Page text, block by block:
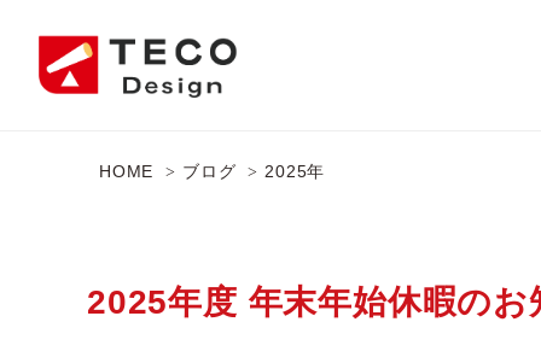
HOME ブログ 2025年
2025年度 年末年始休暇のお